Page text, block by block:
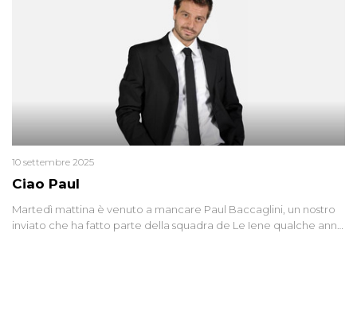
Ciao Paul
10 settembre 2025
Martedì mattina è venuto a mancare Paul Baccaglini, un nostro
inviato che ha fatto parte della squadra de Le Iene qualche anno